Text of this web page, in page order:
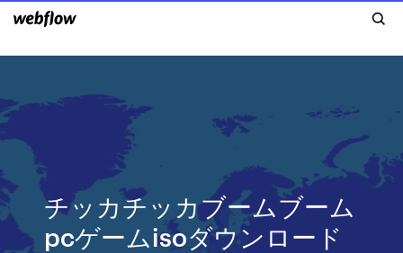
チッカチッカブームブーム
pcゲームisoダウンロード